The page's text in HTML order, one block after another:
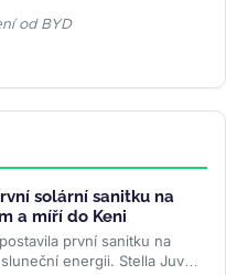
od BYD
solární sanitku na
a míří do Keni
první sanitku na
energii. Stella Juva